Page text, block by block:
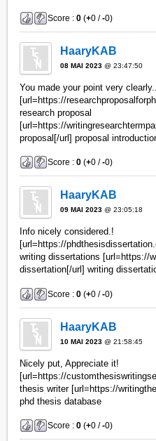
Score :0 (+0 /-0)
HaaryKAB
08 MAI 2023 @ 23:47:50
You made your point very clearly..
[url=https://
research proposal
[url=https://
proposal[/url] proposal
Score :0 (+0 /-0)
HaaryKAB
09 MAI 2023 @ 23:05:18
Info nicely considered.!
[url=https://
writing dissertations [url=https://
dissertation[/url] writing
Score :0 (+0 /-0)
HaaryKAB
10 MAI 2023 @ 21:58:45
Nicely put, Appreciate it!
[url=https://
thesis writer [url=https://
phd thesis database
Score :0 (+0 /-0)